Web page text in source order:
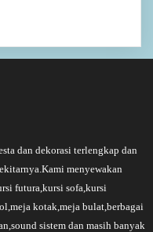
dan dekorasi terlengkap dan
menyewakan
futura,kursi sofa,kursi
kotak,meja bulat,berbagai
sistem dan masih banyak